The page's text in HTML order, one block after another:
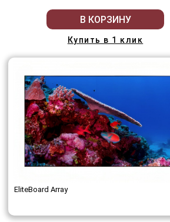
В КОРЗИНУ
Купить в 1 клик
EliteBoard Array